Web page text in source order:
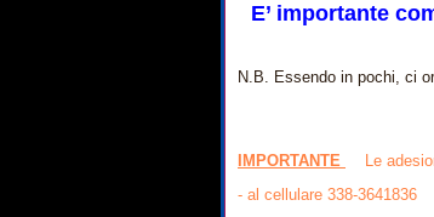
E’ importante
N.B. Essendo in pochi, ci
IMPORTANTE
Le
- al cellulare 338-3641836